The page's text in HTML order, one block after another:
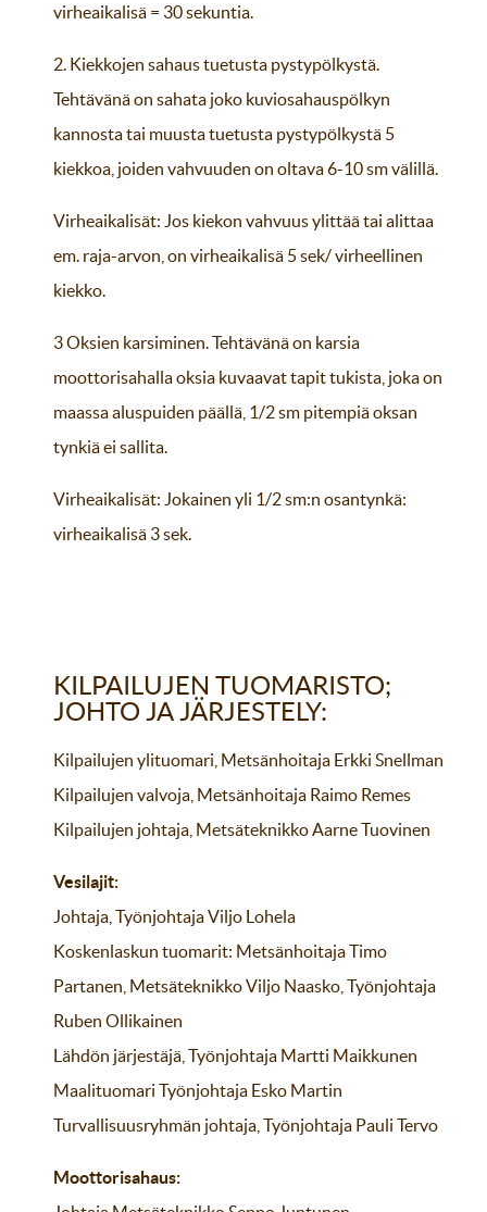
virheaikalisä = 30 sekuntia.
2. Kiekkojen sahaus tuetusta pystypölkystä.
Tehtävänä on sahata joko kuviosahauspölkyn
kannosta tai muusta tuetusta pystypölkystä 5
kiekkoa, joiden vahvuuden on oltava 6-10 sm välillä.
Virheaikalisät: Jos kiekon vahvuus ylittää tai alittaa
em. raja-arvon, on virheaikalisä 5 sek/ virheellinen
kiekko.
3 Oksien karsiminen. Tehtävänä on karsia
moottorisahalla oksia kuvaavat tapit tukista, joka on
maassa aluspuiden päällä, 1/2 sm pitempiä oksan
tynkiä ei sallita.
Virheaikalisät: Jokainen yli 1/2 sm:n osantynkä:
virheaikalisä 3 sek.
KILPAILUJEN TUOMARISTO;
JOHTO JA JÄRJESTELY:
Kilpailujen ylituomari, Metsänhoitaja Erkki Snellman
Kilpailujen valvoja, Metsänhoitaja Raimo Remes
Kilpailujen johtaja, Metsäteknikko Aarne Tuovinen
Vesilajit:
Johtaja, Työnjohtaja Viljo Lohela
Koskenlaskun tuomarit: Metsänhoitaja Timo
Partanen, Metsäteknikko Viljo Naasko, Työnjohtaja
Ruben Ollikainen
Lähdön järjestäjä, Työnjohtaja Martti Maikkunen
Maalituomari Työnjohtaja Esko Martin
Turvallisuusryhmän johtaja, Työnjohtaja Pauli Tervo
Moottorisahaus: